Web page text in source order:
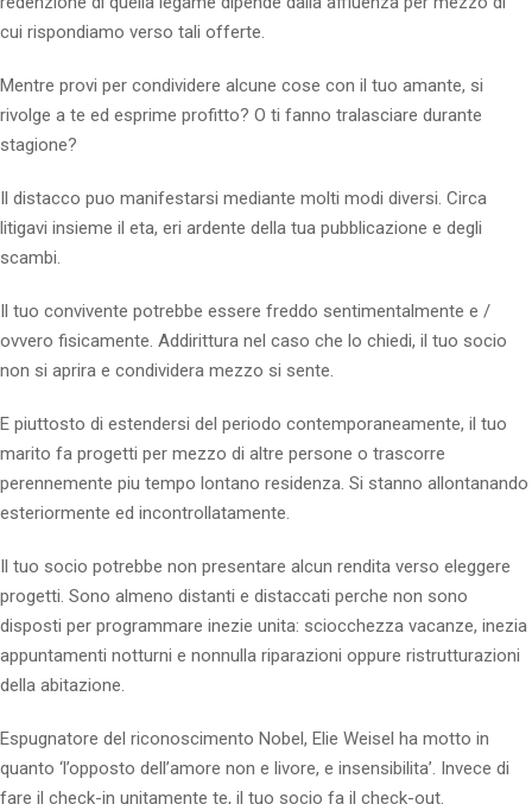
cui rispondiamo verso tali offerte.
Mentre provi per condividere alcune cose con il tuo amante, si
rivolge a te ed esprime profitto? O ti fanno tralasciare durante
stagione?
Il distacco puo manifestarsi mediante molti modi diversi. Circa
litigavi insieme il eta, eri ardente della tua pubblicazione e degli
scambi.
Il tuo convivente potrebbe essere freddo sentimentalmente e /
ovvero fisicamente. Addirittura nel caso che lo chiedi, il tuo socio
non si aprira e condividera mezzo si sente.
E piuttosto di estendersi del periodo contemporaneamente, il tuo
marito fa progetti per mezzo di altre persone o trascorre
perennemente piu tempo lontano residenza. Si stanno allontanando
esteriormente ed incontrollatamente.
Il tuo socio potrebbe non presentare alcun rendita verso eleggere
progetti. Sono almeno distanti e distaccati perche non sono
disposti per programmare inezie unita: sciocchezza vacanze, inezia
appuntamenti notturni e nonnulla riparazioni oppure ristrutturazioni
della abitazione.
Espugnatore del riconoscimento Nobel, Elie Weisel ha motto in
quanto ‘l’opposto dell’amore non e livore, e insensibilita’. Invece di
fare il check-in unitamente te, il tuo socio fa il check-out.